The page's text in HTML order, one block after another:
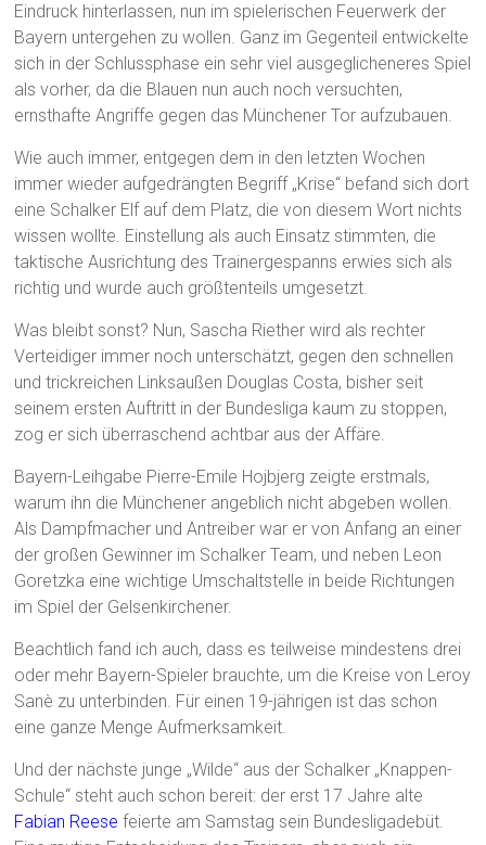
Eindruck hinterlassen, nun im spielerischen Feuerwerk der
Bayern untergehen zu wollen. Ganz im Gegenteil entwickelte
sich in der Schlussphase ein sehr viel ausgeglicheneres Spiel
als vorher, da die Blauen nun auch noch versuchten,
ernsthafte Angriffe gegen das Münchener Tor aufzubauen.
Wie auch immer, entgegen dem in den letzten Wochen
immer wieder aufgedrängten Begriff „Krise“ befand sich dort
eine Schalker Elf auf dem Platz, die von diesem Wort nichts
wissen wollte. Einstellung als auch Einsatz stimmten, die
taktische Ausrichtung des Trainergespanns erwies sich als
richtig und wurde auch größtenteils umgesetzt.
Was bleibt sonst? Nun, Sascha Riether wird als rechter
Verteidiger immer noch unterschätzt, gegen den schnellen
und trickreichen Linksaußen Douglas Costa, bisher seit
seinem ersten Auftritt in der Bundesliga kaum zu stoppen,
zog er sich überraschend achtbar aus der Affäre.
Bayern-Leihgabe Pierre-Emile Hojbjerg zeigte erstmals,
warum ihn die Münchener angeblich nicht abgeben wollen.
Als Dampfmacher und Antreiber war er von Anfang an einer
der großen Gewinner im Schalker Team, und neben Leon
Goretzka eine wichtige Umschaltstelle in beide Richtungen
im Spiel der Gelsenkirchener.
Beachtlich fand ich auch, dass es teilweise mindestens drei
oder mehr Bayern-Spieler brauchte, um die Kreise von Leroy
Sanè zu unterbinden. Für einen 19-jährigen ist das schon
eine ganze Menge Aufmerksamkeit.
Und der nächste junge „Wilde“ aus der Schalker „Knappen-
Schule“ steht auch schon bereit: der erst 17 Jahre alte
Fabian Reese feierte am Samstag sein Bundesligadebüt.